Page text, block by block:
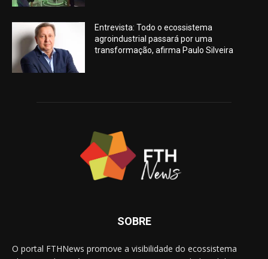
Entrevista: Todo o ecossistema
agroindustrial passará por uma
transformação, afirma Paulo Silveira
SOBRE
O portal FTHNews promove a visibilidade do ecossistema